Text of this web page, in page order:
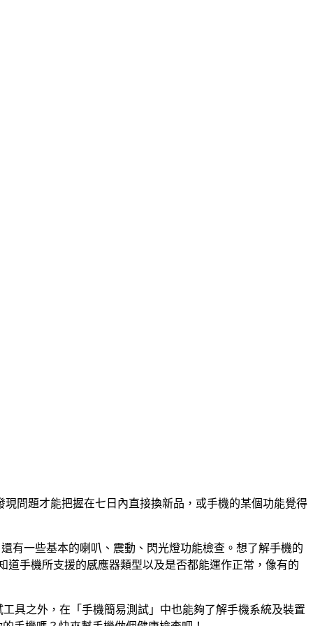
問題才能把握在七日內直接換新品，或手機的某個功能覺得
有一些基本的喇叭、震動、閃光燈功能檢查。想了解手機的
手機所支援的感應器類型以及是否都能運作正常，像有的
具之外，在「手機簡易測試」中也能夠了解手機系統及裝置